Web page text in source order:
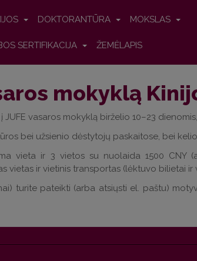
DOKTORANTŪRA MOKSLAS
SERTIFIKACIJA ŽEMĖLAPIS
mokyklą
vasaros mokyklą birželio 10–23
bei užsienio dėstytojų paskaitose, bei
vieta ir 3 vietos su nuolaida 1500 CNY
vietas ir vietinis transportas (lėktuvo bilietai ir
turite pateikti (arba atsiųsti el. paštu)